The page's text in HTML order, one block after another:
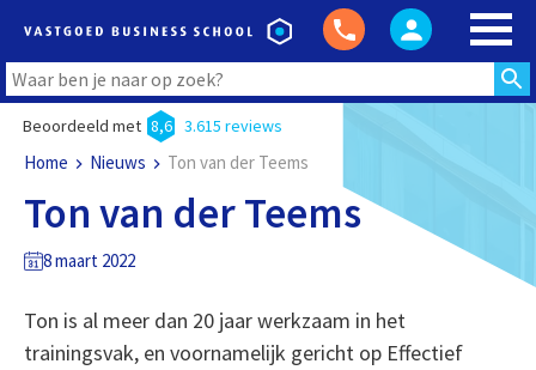
Beoordeeld met 8,6 3.615 reviews
Home Nieuws Ton van der Teems
Ton van der Teems
8 maart 2022
Ton is al meer dan 20 jaar werkzaam in het
trainingsvak, en voornamelijk gericht op Effectief